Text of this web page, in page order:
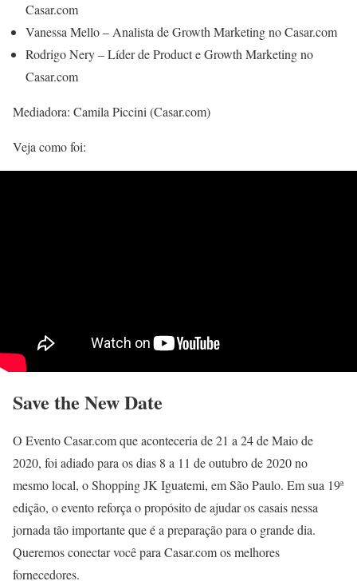
Casar.com
Vanessa Mello – Analista de Growth Marketing no Casar.com
Rodrigo Nery – Líder de Product e Growth Marketing no
Casar.com
Mediadora: Camila Piccini (Casar.com)
Veja como foi:
Save the New Date
O Evento Casar.com que aconteceria de 21 a 24 de Maio de
2020, foi adiado para os dias 8 a 11 de outubro de 2020 no
mesmo local, o Shopping JK Iguatemi, em São Paulo. Em sua 19ª
edição, o evento reforça o propósito de ajudar os casais nessa
jornada tão importante que é a preparação para o grande dia.
Queremos conectar você para Casar.com os melhores
fornecedores.